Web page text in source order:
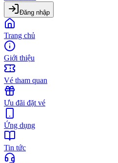
Đăng nhập
Trang chủ
Giới thiệu
Vé tham quan
Ưu đãi đặt vé
Ứng dụng
Tin tức